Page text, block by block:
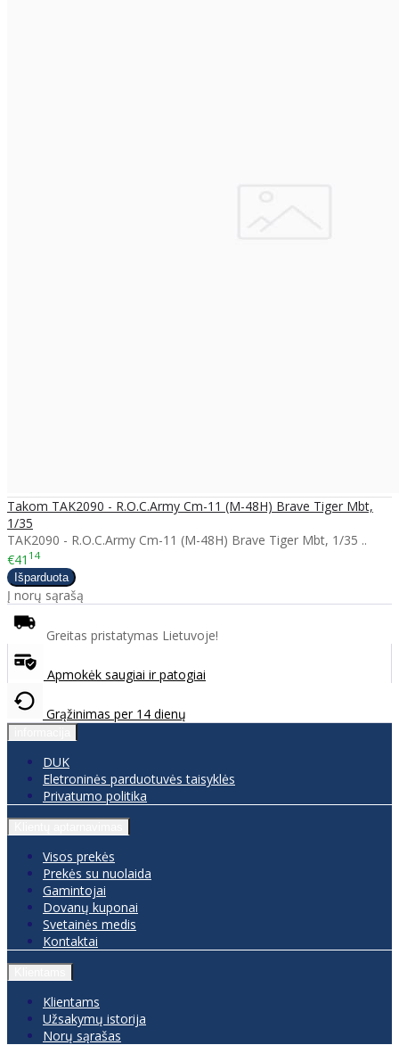
Takom TAK2090 - R.O.C.Army Cm-11 (M-48H) Brave Tiger Mbt,
1/35
TAK2090 - R.O.C.Army Cm-11 (M-48H) Brave Tiger Mbt, 1/35 ..
€41 14
Į norų sąrašą
Greitas pristatymas Lietuvoje!
Apmokėk saugiai ir patogiai
Grąžinimas per 14 dienų
DUK
Eletroninės parduotuvės taisyklės
Privatumo politika
Visos prekės
Prekės su nuolaida
Gamintojai
Dovanų kuponai
Svetainės medis
Kontaktai
Klientams
Užsakymų istorija
Norų sąrašas